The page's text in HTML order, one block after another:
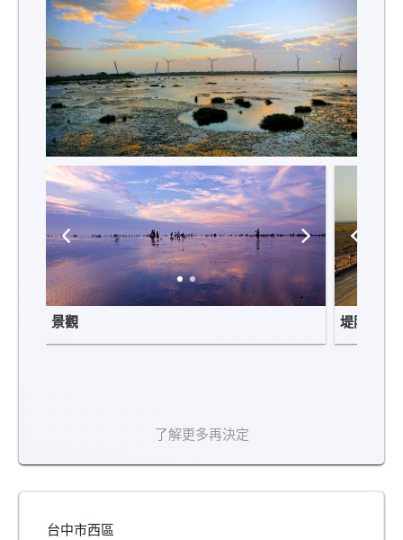
景觀 堤防棧道
了解更多再決定
台中市西區